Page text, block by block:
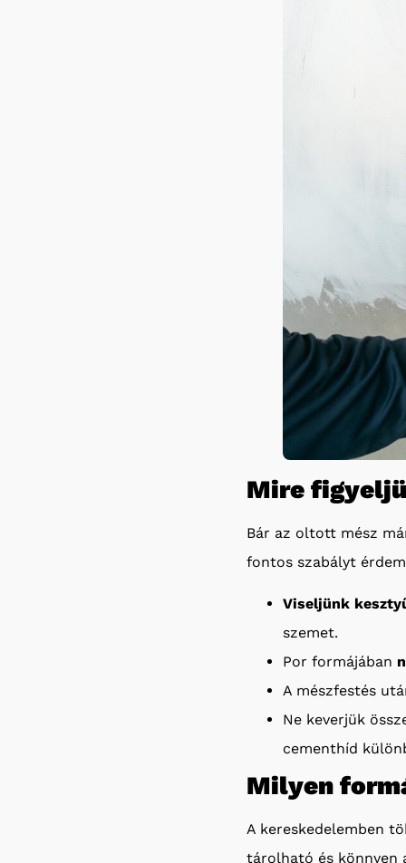
Mire
Bár az oltott mész
fontos szabályt
Viseljünk
szemet.
Por formájában
A mészfestés
Ne keverjük
cementhíd
Milyen
A kereskedelemben
tárolható és könnyen